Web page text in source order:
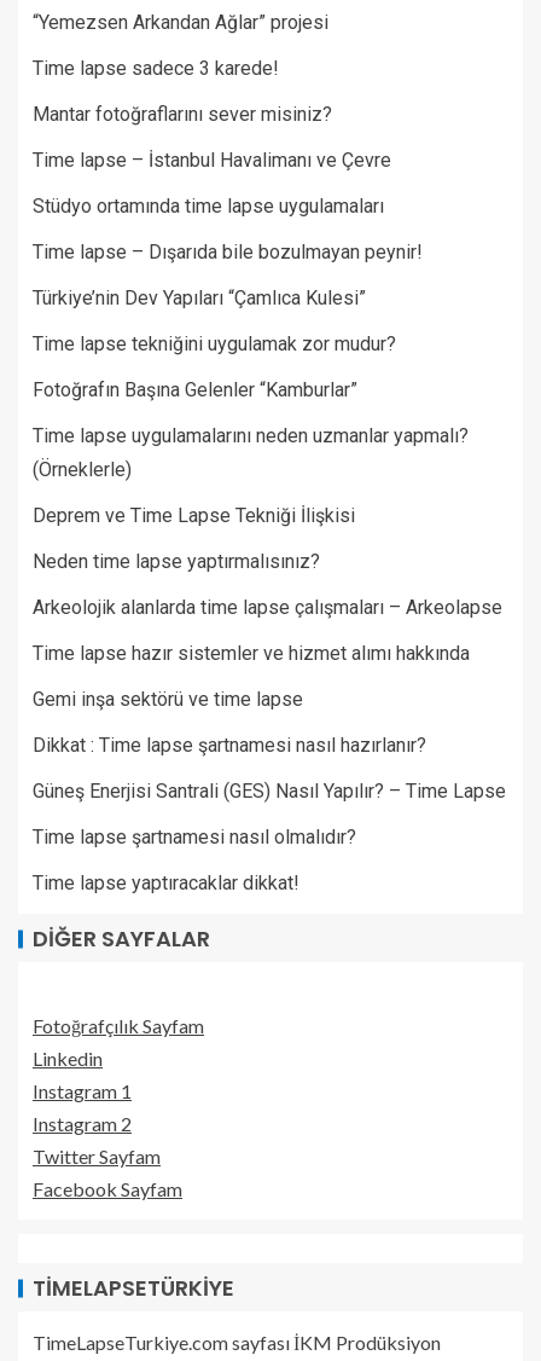
“Yemezsen Arkandan Ağlar” projesi
Time lapse sadece 3 karede!
Mantar fotoğraflarını sever misiniz?
Time lapse – İstanbul Havalimanı ve Çevre
Stüdyo ortamında time lapse uygulamaları
Time lapse – Dışarıda bile bozulmayan peynir!
Türkiye’nin Dev Yapıları “Çamlıca Kulesi”
Time lapse tekniğini uygulamak zor mudur?
Fotoğrafın Başına Gelenler “Kamburlar”​
Time lapse uygulamalarını neden uzmanlar yapmalı?
(Örneklerle)
Deprem ve Time Lapse Tekniği İlişkisi
Neden time lapse yaptırmalısınız?
Arkeolojik alanlarda time lapse çalışmaları – Arkeolapse
Time lapse hazır sistemler ve hizmet alımı hakkında
Gemi inşa sektörü ve time lapse
Dikkat : Time lapse şartnamesi nasıl hazırlanır?
Güneş Enerjisi Santrali (GES) Nasıl Yapılır? – Time Lapse
Time lapse şartnamesi nasıl olmalıdır?
Time lapse yaptıracaklar dikkat!
DIĞER SAYFALAR
Fotoğrafçılık Sayfam
Linkedin
Instagram 1
Instagram 2
Twitter Sayfam
Facebook Sayfam
TIMELAPSETÜRKIYE
TimeLapseTurkiye.com sayfası İKM Prodüksiyon